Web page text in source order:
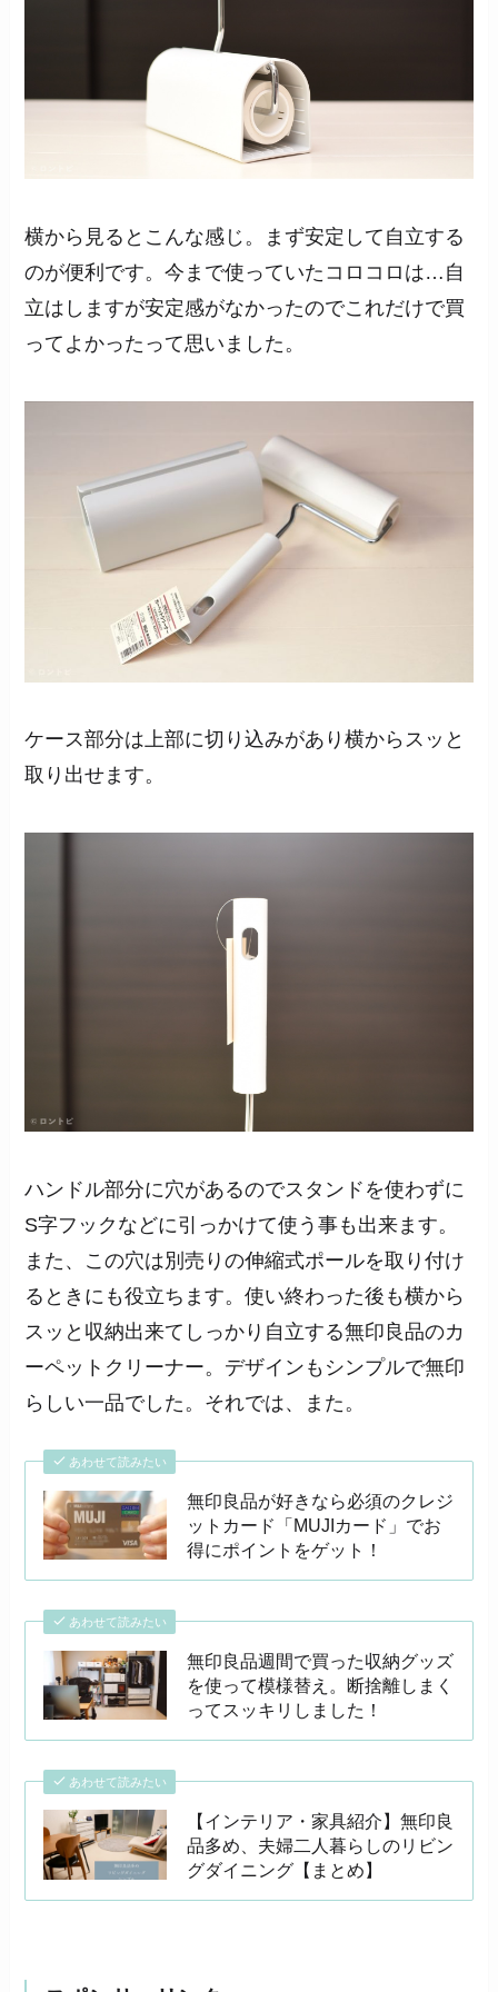
横から見るとこんな感じ。まず安定して自立する
のが便利です。今まで使っていたコロコロは…自
立はしますが安定感がなかったのでこれだけで買
ってよかったって思いました。
ケース部分は上部に切り込みがあり横からスッと
取り出せます。
ハンドル部分に穴があるのでスタンドを使わずに
S字フックなどに引っかけて使う事も出来ます。
また、この穴は別売りの伸縮式ポールを取り付け
るときにも役立ちます。使い終わった後も横から
スッと収納出来てしっかり自立する無印良品のカ
ーペットクリーナー。デザインもシンプルで無印
らしい一品でした。それでは、また。
あわせて読みたい
無印良品が好きなら必須のクレジ
ットカード「MUJIカード」でお
得にポイントをゲット！
あわせて読みたい
無印良品週間で買った収納グッズ
を使って模様替え。断捨離しまく
ってスッキリしました！
あわせて読みたい
【インテリア・家具紹介】無印良
品多め、夫婦二人暮らしのリビン
グダイニング【まとめ】